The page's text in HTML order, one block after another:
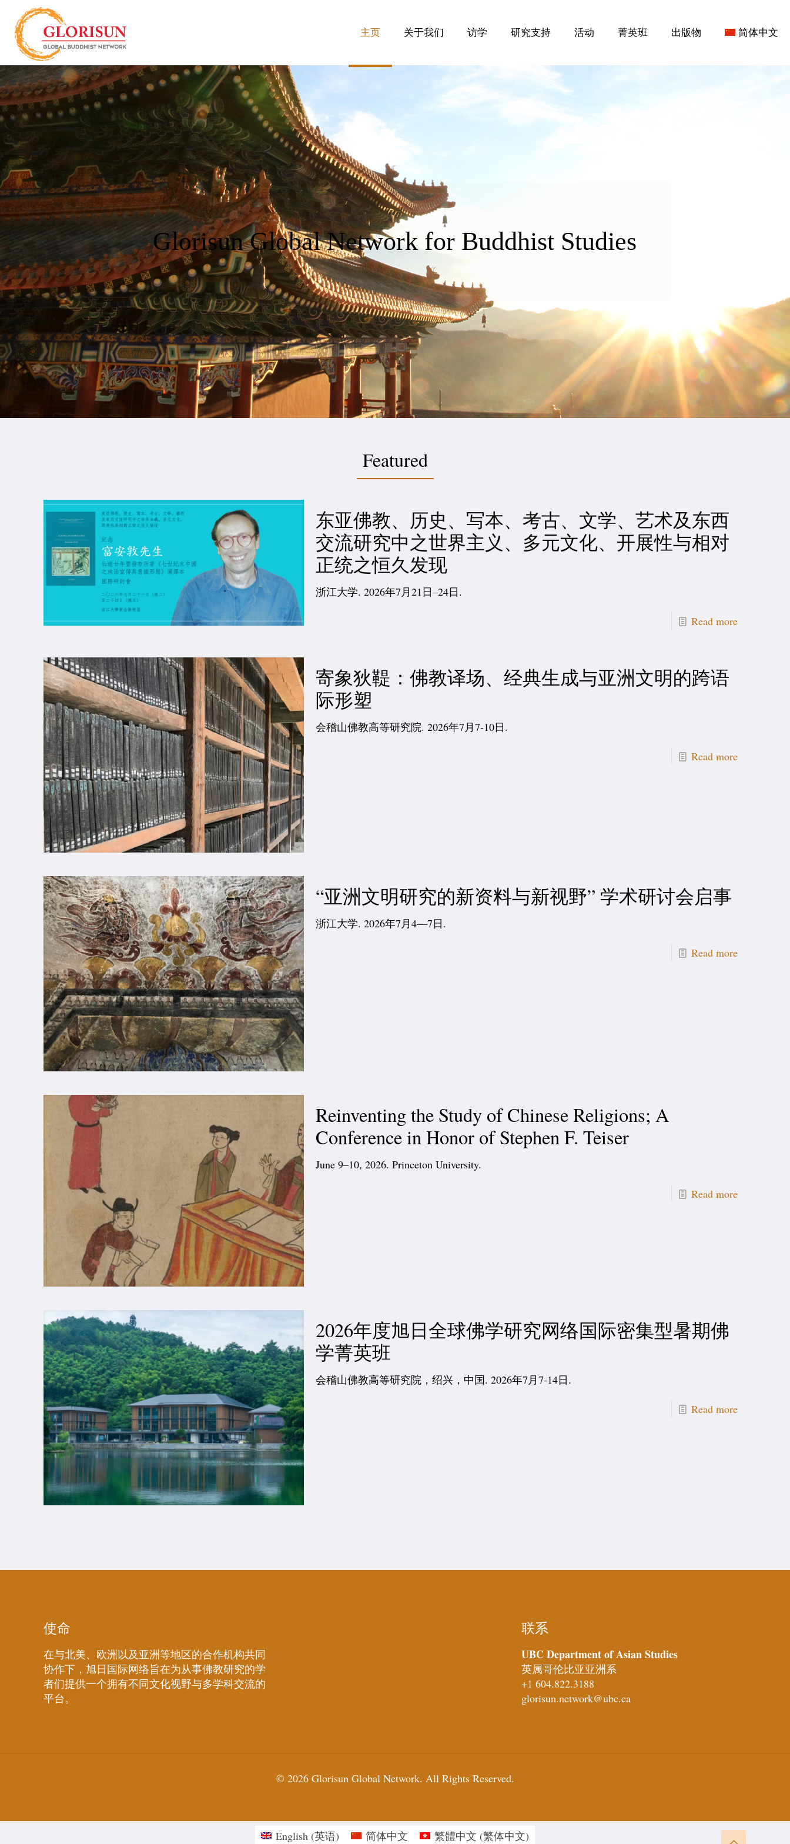
主页 关于我们 访学 研究支持 活动 菁英班 出版物 简体中文
Glorisun Global Network for Buddhist Studies
Featured
东亚佛教、历史、写本、考古、文学、艺术及东西
交流研究中之世界主义、多元文化、开展性与相对
正统之恒久发现
浙江大学. 2026年7月21日–24日.
Read more
寄象狄鞮：佛教译场、经典生成与亚洲文明的跨语
际形塑
会稽山佛教高等研究院. 2026年7月7-10日.
Read more
“亚洲文明研究的新资料与新视野” 学术研讨会启事
浙江大学. 2026年7月4—7日.
Read more
Reinventing the Study of Chinese Religions; A
Conference in Honor of Stephen F. Teiser
June 9–10, 2026. Princeton University.
Read more
2026年度旭日全球佛学研究网络国际密集型暑期佛
学菁英班
会稽山佛教高等研究院，绍兴，中国. 2026年7月7-14日.
Read more
使命
在与北美、欧洲以及亚洲等地区的合作机构共同
协作下，旭日国际网络旨在为从事佛教研究的学
者们提供一个拥有不同文化视野与多学科交流的
平台。
联系
UBC Department of Asian Studies
英属哥伦比亚亚洲系
+1 604.822.3188
glorisun.network@ubc.ca
© 2026 Glorisun Global Network. All Rights Reserved.
English(英语) 简体中文 繁體中文 (繁体中文)